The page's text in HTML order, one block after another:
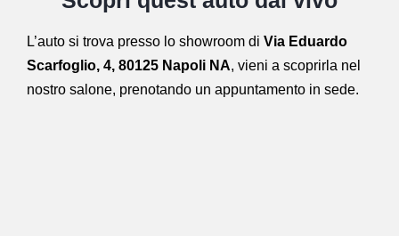
L’auto si trova presso lo showroom di Via Eduardo
Scarfoglio, 4, 80125 Napoli NA, vieni a scoprirla nel
nostro salone, prenotando un appuntamento in sede.